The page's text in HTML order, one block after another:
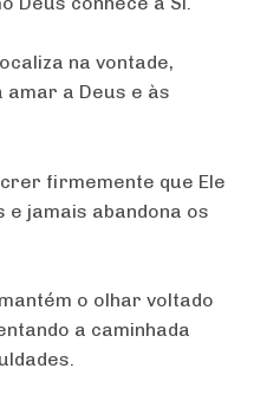
na vontade,
amar a Deus e às
firmemente que Ele
jamais abandona os
o olhar voltado
a caminhada